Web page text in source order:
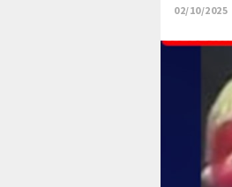
02/10/2025